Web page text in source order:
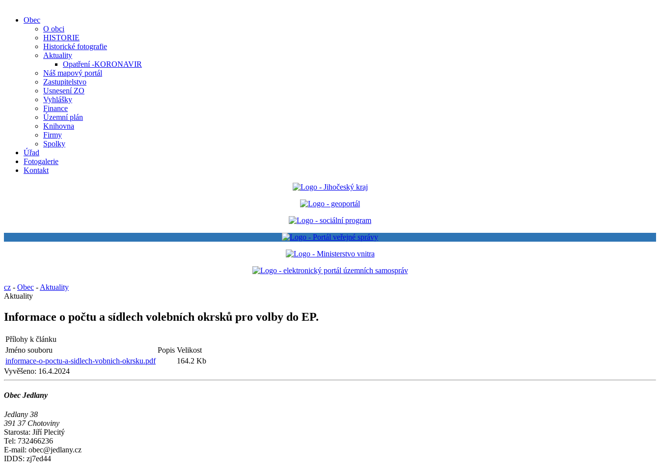
Obec
O obci
HISTORIE
Historické fotografie
Aktuality
Opatření -KORONAVIR
Náš mapový portál
Zastupitelstvo
Usnesení ZO
Vyhlášky
Finance
Územní plán
Knihovna
Firmy
Spolky
Úřad
Fotogalerie
Kontakt
cz - Obec - Aktuality
Aktuality
Informace o počtu a sídlech volebních okrsků pro volby do EP.
Přílohy k článku
Jméno souboru
Popis Velikost
informace-o-poctu-a-sidlech-vobnich-okrsku.pdf
164.2 Kb
Vyvěšeno: 16.4.2024
Obec Jedlany
Jedlany 38
391 37 Chotoviny
Starosta: Jiří Plecitý
Tel: 732466236
E-mail: obec@jedlany.cz
IDDS: zj7ed44